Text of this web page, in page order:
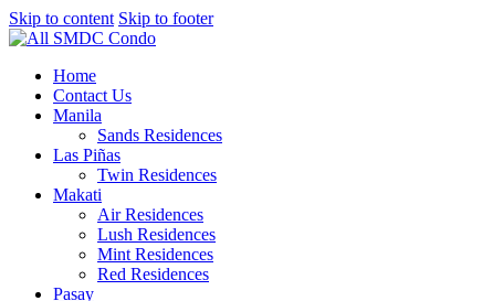
Skip to content Skip to footer
Home
Contact Us
Manila
Sands Residences
Las Piñas
Twin Residences
Makati
Air Residences
Lush Residences
Mint Residences
Red Residences
Pasay